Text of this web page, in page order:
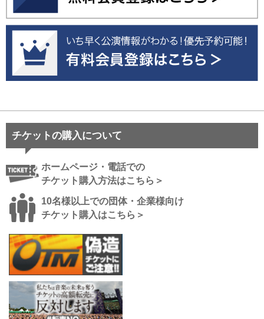
チケットの購入について
ホームページ・電話での
チケット購入方法はこちら＞
10名様以上での団体・企業様向け
チケット購入はこちら＞